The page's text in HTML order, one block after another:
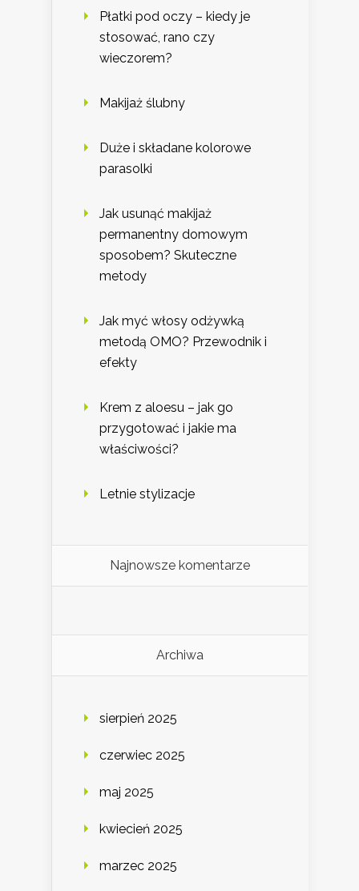
Płatki pod oczy – kiedy je
stosować, rano czy
wieczorem?
Makijaż ślubny
Duże i składane kolorowe
parasolki
Jak usunąć makijaż
permanentny domowym
sposobem? Skuteczne
metody
Jak myć włosy odżywką
metodą OMO? Przewodnik i
efekty
Krem z aloesu – jak go
przygotować i jakie ma
właściwości?
Letnie stylizacje
Najnowsze komentarze
Archiwa
sierpień 2025
czerwiec 2025
maj 2025
kwiecień 2025
marzec 2025